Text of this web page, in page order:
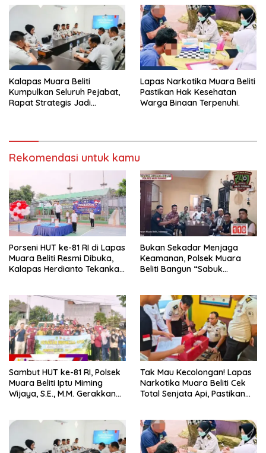
Kalapas Muara Beliti
Kumpulkan Seluruh Pejabat,
Rapat Strategis Jadi
Lapas Narkotika Muara Beliti
Pastikan Hak Kesehatan
Warga Binaan Terpenuhi.
Rekomendasi untuk kamu
Porseni HUT ke-81 RI di Lapas
Muara Beliti Resmi Dibuka,
Kalapas Herdianto Tekankan
Bukan Sekadar Menjaga
Keamanan, Polsek Muara
Beliti Bangun “Sabuk
Sambut HUT ke-81 RI, Polsek
Muara Beliti Iptu Miming
Wijaya, S.E., M.M. Gerakkan
Tak Mau Kecolongan! Lapas
Narkotika Muara Beliti Cek
Total Senjata Api, Pastikan